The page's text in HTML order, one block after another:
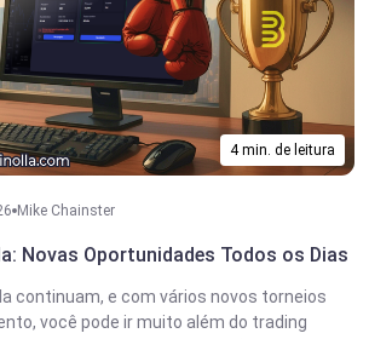
4 min. de leitura
Mike Chainster
Novas Oportunidades Todos os Dias
continuam, e com vários novos torneios
você pode ir muito além do trading